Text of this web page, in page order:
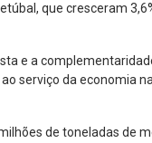
que cresceram
e a
serviço da economia
de toneladas de